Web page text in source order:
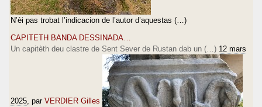
N’èi pas trobat l’indicacion de l’autor d’aquestas (…)
CAPITETH BANDA DESSINADA…
Un capitèth deu clastre de Sent Sever de Rustan dab un (…) 12 mars
2025 , par VERDIER Gilles